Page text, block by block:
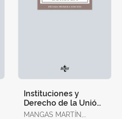
Instituciones y
Derecho de la Unión
Europea
MANGAS MARTÍN,